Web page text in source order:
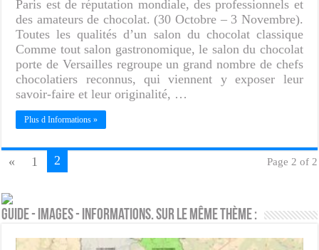
Paris est de réputation mondiale, des professionnels et
des amateurs de chocolat. (30 Octobre – 3 Novembre).
Toutes les qualités d’un salon du chocolat classique
Comme tout salon gastronomique, le salon du chocolat
porte de Versailles regroupe un grand nombre de chefs
chocolatiers reconnus, qui viennent y exposer leur
savoir-faire et leur originalité, …
Plus d Informations »
Page 2 of 2
« 1 2
Guide - Images - Informations. Sur le même thème :